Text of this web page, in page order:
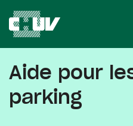
Aide pour
parking